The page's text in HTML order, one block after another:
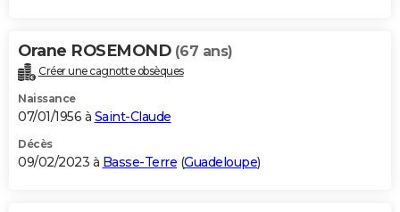
Orane ROSEMOND (67 ans)
Créer une cagnotte obsèques
Naissance
07/01/1956 à Saint-Claude
Décès
09/02/2023 à Basse-Terre (Guadeloupe)